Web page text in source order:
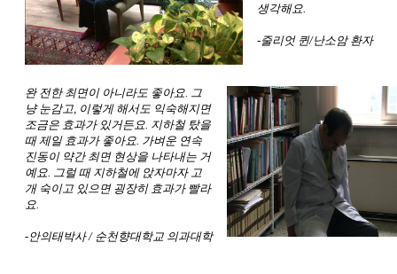
생각해요.
-줄리엇 퀸/난소암 환자
완 전한 최면이 아니라도 좋아요. 그
냥 눈감고, 이렇게 해서도 익숙해지면
조금은 효과가 있거든요. 지하철 탔을
때 제일 효과가 좋아요. 가벼운 연속
진동이 약간 최면 현상을 나타내는 거
예요. 그럴 때 지하철에 앉자마자 고
개 숙이고 있으면 굉장히 효과가 빨라
요.
-안의태박사 / 순천향대학교 의과대학